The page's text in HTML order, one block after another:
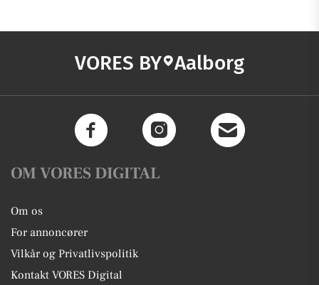
VORES BY Aalborg
OM VORES DIGITAL
Om os
For annoncører
Vilkår og Privatlivspolitik
Kontakt VORES Digital